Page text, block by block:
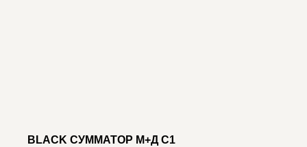
BLACK СУММАТОР М+Д С1